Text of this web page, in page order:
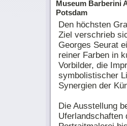
Museum Barberini
Potsdam
Den höchsten
Ziel verschrieb
Georges Seurat
reiner Farben in
Vorbilder, die
symbolistischer
Synergien der
Die Ausstellung
Uferlandschaften